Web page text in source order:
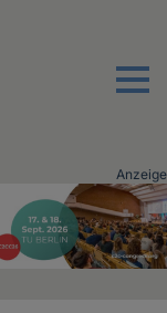
Menu
Anzeige